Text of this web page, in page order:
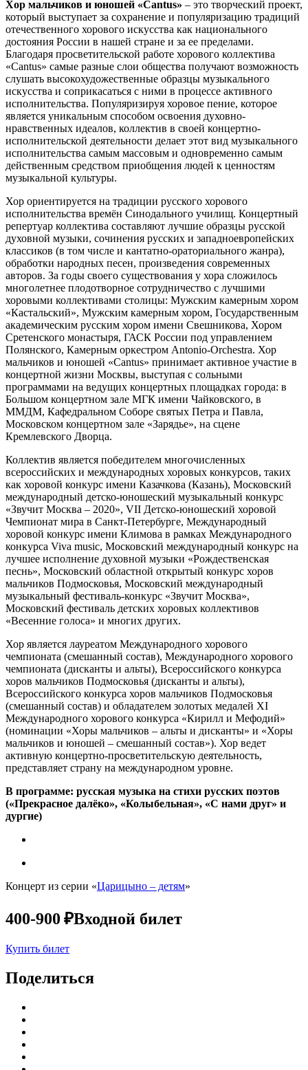
Хор мальчиков и юношей «Cantus» – это творческий проект,
который выступает за сохранение и популяризацию традиций
отечественного хорового искусства как национального
достояния России в нашей стране и за ее пределами.
Благодаря просветительской работе хорового коллектива
«Cantus» самые разные слои общества получают возможность
слушать высокохудожественные образцы музыкального
искусства и соприкасаться с ними в процессе активного
исполнительства. Популяризируя хоровое пение, которое
является уникальным способом освоения духовно-
нравственных идеалов, коллектив в своей концертно-
исполнительской деятельности делает этот вид музыкального
исполнительства самым массовым и одновременно самым
действенным средством приобщения людей к ценностям
музыкальной культуры.
Хор ориентируется на традиции русского хорового
исполнительства времён Синодального училищ. Концертный
репертуар коллектива составляют лучшие образцы русской
духовной музыки, сочинения русских и западноевропейских
классиков (в том числе и кантатно-ораториального жанра),
обработки народных песен, произведения современных
авторов. За годы своего существования у хора сложилось
многолетнее плодотворное сотрудничество с лучшими
хоровыми коллективами столицы: Мужским камерным хором
«Кастальский», Мужским камерным хором, Государственным
академическим русским хором имени Свешникова, Хором
Сретенского монастыря, ГАСК России под управлением
Полянского, Камерным оркестром Antonio-Orchestra. Хор
мальчиков и юношей «Cantus» принимает активное участие в
концертной жизни Москвы, выступая c сольными
программами на ведущих концертных площадках города: в
Большом концертном зале МГК имени Чайковского, в
ММДМ, Кафедральном Соборе святых Петра и Павла,
Московском концертном зале «Зарядье», на сцене
Кремлевского Дворца.
Коллектив является победителем многочисленных
всероссийских и международных хоровых конкурсов, таких
как хоровой конкурс имени Казачкова (Казань), Московский
международный детско-юношеский музыкальный конкурс
«Звучит Москва – 2020», VII Детско-юношеский хоровой
Чемпионат мира в Санкт-Петербурге, Международный
хоровой конкурс имени Климова в рамках Международного
конкурса Viva music, Московский международный конкурс на
лучшее исполнение духовной музыки «Рождественская
песнь», Московский областной открытый конкурс хоров
мальчиков Подмосковья, Московский международный
музыкальный фестиваль-конкурс «Звучит Москва»,
Московский фестиваль детских хоровых коллективов
«Весенние голоса» и многих других.
Хор является лауреатом Международного хорового
чемпионата (смешанный состав), Международного хорового
чемпионата (дисканты и альты), Всероссийского конкурса
хоров мальчиков Подмосковья (дисканты и альты),
Всероссийского конкурса хоров мальчиков Подмосковья
(смешанный состав) и обладателем золотых медалей XI
Международного хорового конкурса «Кирилл и Мефодий»
(номинации «Хоры мальчиков – альты и дисканты» и «Хоры
мальчиков и юношей – смешанный состав»). Хор ведет
активную концертно-просветительскую деятельность,
представляет страну на международном уровне.
В программе: русская музыка на стихи русских поэтов
(«Прекрасное далёко», «Колыбельная», «С нами друг» и
дургие)
Концерт из серии «Царицыно – детям»
400-900 ₽Входной билет
Купить билет
Поделиться